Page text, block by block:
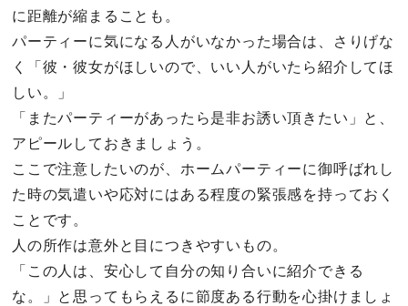
に距離が縮まることも。
パーティーに気になる人がいなかった場合は、さりげな
く「彼・彼女がほしいので、いい人がいたら紹介してほ
しい。」
「またパーティーがあったら是非お誘い頂きたい」と、
アピールしておきましょう。
ここで注意したいのが、ホームパーティーに御呼ばれし
た時の気遣いや応対にはある程度の緊張感を持っておく
ことです。
人の所作は意外と目につきやすいもの。
「この人は、安心して自分の知り合いに紹介できる
な。」と思ってもらえるに節度ある行動を心掛けましょ